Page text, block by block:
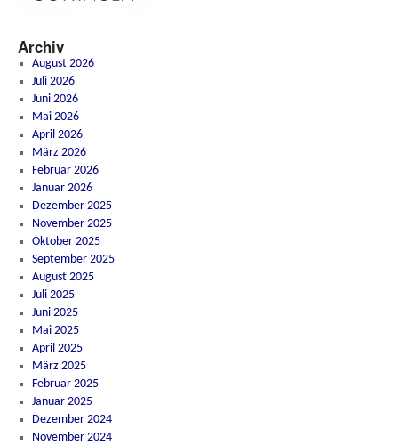
Archiv
August 2026
Juli 2026
Juni 2026
Mai 2026
April 2026
März 2026
Februar 2026
Januar 2026
Dezember 2025
November 2025
Oktober 2025
September 2025
August 2025
Juli 2025
Juni 2025
Mai 2025
April 2025
März 2025
Februar 2025
Januar 2025
Dezember 2024
November 2024